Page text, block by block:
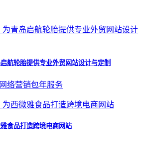
航轮胎提供专业外贸网站设计与定制
络营销包年服务
食品打造跨境电商网站